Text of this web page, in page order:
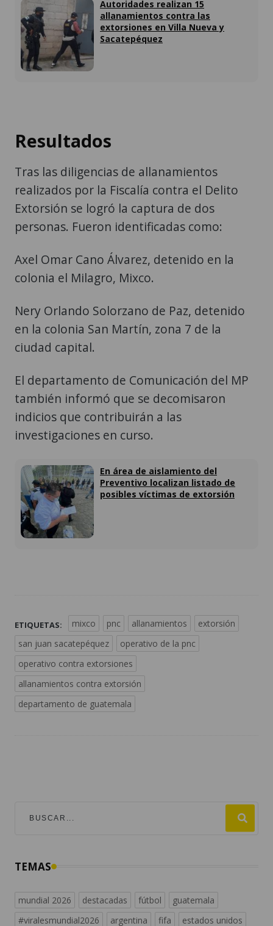
Autoridades realizan 15
allanamientos contra las
extorsiones en Villa Nueva y
Sacatepéquez
Resultados
Tras las diligencias de allanamientos
realizados por la Fiscalía contra el Delito
Extorsión se logró la captura de dos
personas. Fueron identificadas como:
Axel Omar Cano Álvarez, detenido en la
colonia el Milagro, Mixco.
Nery Orlando Solorzano de Paz, detenido
en la colonia San Martín, zona 7 de la
ciudad capital.
El departamento de Comunicación del MP
también informó que se decomisaron
indicios que contribuirán a las
investigaciones en curso.
En área de aislamiento del
Preventivo localizan listado de
posibles víctimas de extorsión
ETIQUETAS: mixco pnc allanamientos
extorsión
san juan sacatepéquez
operativo de la pnc
operativo contra extorsiones
allanamientos contra extorsión
departamento de guatemala
TEMAS
mundial 2026 destacadas fútbol
guatemala
#viralesmundial2026
argentina fifa estados unidos